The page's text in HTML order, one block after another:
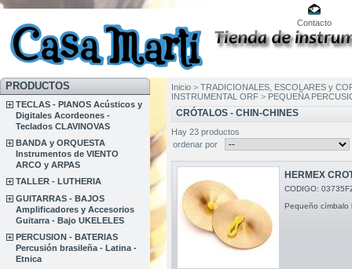
Contacto
PRODUCTOS
TECLAS - PIANOS Acústicos y
Digitales Acordeones -
Teclados CLAVINOVAS
BANDA y ORQUESTA
Instrumentos de VIENTO
ARCO y ARPAS
TALLER - LUTHERIA
GUITARRAS - BAJOS
Amplificadores y Accesorios
Guitarra - Bajo UKELELES
PERCUSION - BATERIAS
Percusión brasileña - Latina -
Etnica
Inicio > TRADICIONALES, ESCOLARES y
INSTRUMENTAL ORF > PEQUEÑA
CRÓTALOS - CHIN-CHINES
Hay 23 productos
ordenar por
HERMEX
CODIGO:
Pequeño címbalo